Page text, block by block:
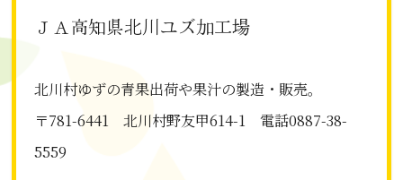
ＪＡ高知県北川ユズ加工場
北川村ゆずの青果出荷や果汁の製造・販売。
〒781-6441 北川村野友甲614-1 電話0887-38-
5559